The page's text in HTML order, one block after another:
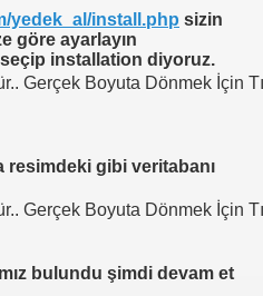
yedek_al/install.php sizin
göre ayarlayın
installation diyoruz.
Gerçek Boyuta Dönmek İçin
gibi veritabanı
Gerçek Boyuta Dönmek İçin
bulundu şimdi devam et
– Yeni Versiyon